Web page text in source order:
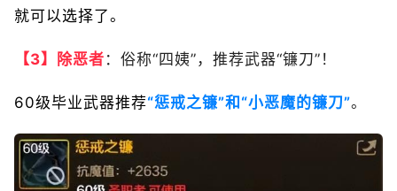
就可以选择了。
【3】除恶者 ：俗称“四姨”，推荐武器“镰刀”！
60级毕业武器推荐“惩戒之镰”和“小恶魔的镰刀”。